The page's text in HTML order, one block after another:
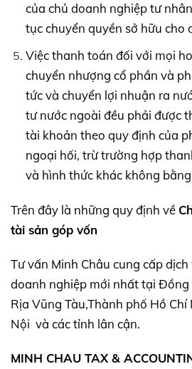
của chủ doanh nghiệp tư
tục chuyển quyền sở hữu cho
Việc thanh toán đối với mọi
chuyển nhượng cổ phần và
tức và chuyển lợi nhuận ra
tư nước ngoài đều phải được
tài khoản theo quy định của
ngoại hối, trừ trường hợp
và hình thức khác không
Trên đây là những quy định về
tài sản góp vốn
Tư vấn Minh Châu cung cấp
doanh nghiệp mới nhất tại Đồng
Rịa Vũng Tàu,Thành phố Hồ
Nội và các tỉnh lân cận.
MINH CHAU TAX &